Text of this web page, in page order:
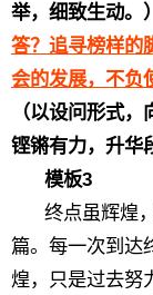
举，细致生动。）
答？追寻榜样的
会的发展，不负
（以设问形式
铿锵有力，升华
模板3
终点虽辉煌
篇。每一次到达
煌，只是过去努